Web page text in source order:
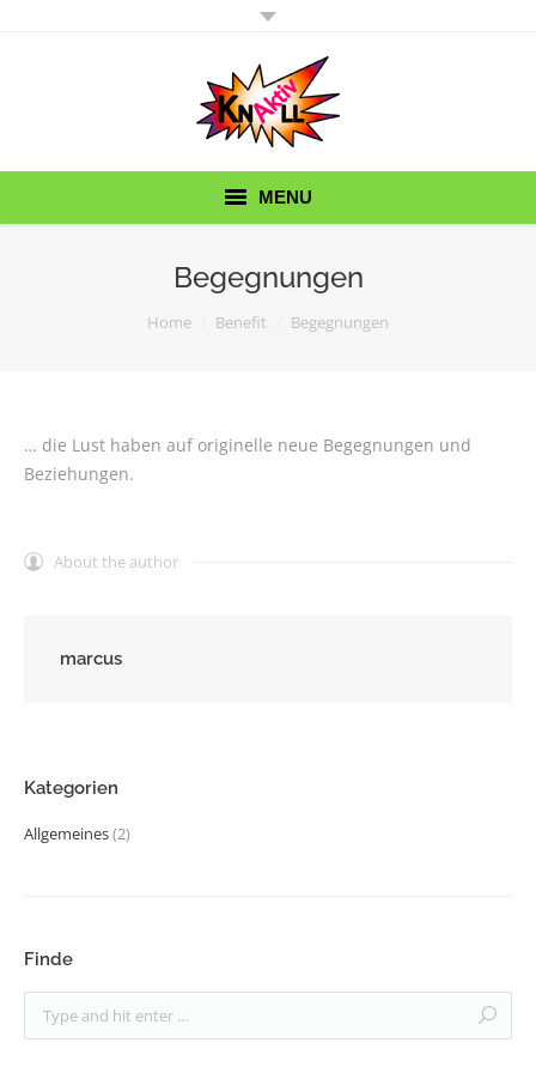
MENU
KnallErbse
Hätten Sie’s gedacht?
Begegnungen
Home Benefit Begegnungen
… die Lust haben auf originelle neue Begegnungen und
Beziehungen.
About the author
marcus
Kategorien
Allgemeines(2)
Finde